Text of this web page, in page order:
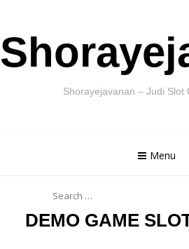
to
content
Shorayejavanan – Judi Slot
Menu
for:
DEMO GAME